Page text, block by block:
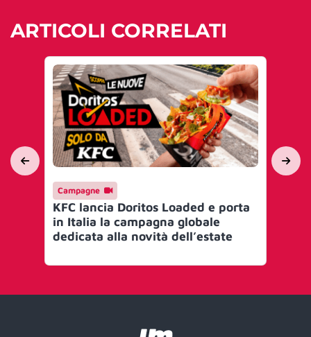
ARTICOLI CORRELATI
Campagne
KFC lancia Doritos Loaded e porta
in Italia la campagna globale
dedicata alla novità dell’estate